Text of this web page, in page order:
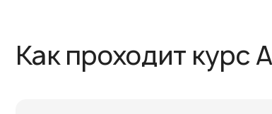
Как проходит курс